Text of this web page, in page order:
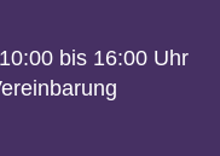
bis 16:00 Uhr